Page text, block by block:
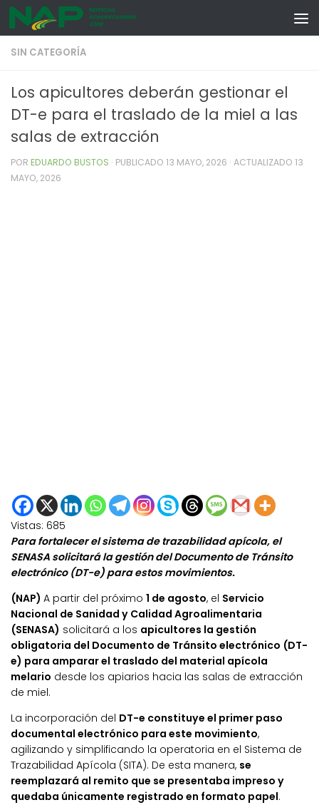
Skip to content
SIN CATEGORÍA
Los apicultores deberán gestionar el
DT-e para el traslado de la miel a las
salas de extracción
POR EDUARDO BUSTOS · PUBLICADO 13 MAYO, 2026 · ACTUALIZADO 13
MAYO, 2026
Vistas: 685
Para fortalecer el sistema de trazabilidad apícola, el
SENASA solicitará la gestión del Documento de Tránsito
electrónico (DT-e) para estos movimientos.
(NAP) A partir del próximo 1 de agosto, el Servicio
Nacional de Sanidad y Calidad Agroalimentaria
(SENASA) solicitará a los apicultores la gestión
obligatoria del Documento de Tránsito electrónico (DT-
e) para amparar el traslado del material apícola
melario desde los apiarios hacia las salas de extracción
de miel.
La incorporación del DT-e constituye el primer paso
documental electrónico para este movimiento,
agilizando y simplificando la operatoria en el Sistema de
Trazabilidad Apícola (SITA). De esta manera, se
reemplazará al remito que se presentaba impreso y
quedaba únicamente registrado en formato papel.